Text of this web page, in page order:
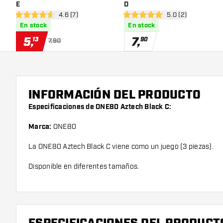
E
abrir panel de reseñas
4.6 estrellas de puntuación
4.6 (7)
En stock
5,13 7,90
D
abrir panel de
5 estrellas de puntuación
5.0 (2)
En stock
7,90
INFORMACIÓN DEL PRODUCTO
Especificaciones de ONE80 Aztech Black C:
Marca: ONE80
La ONE80 Aztech Black C viene como un juego (3 piezas).
Disponible en diferentes tamaños.